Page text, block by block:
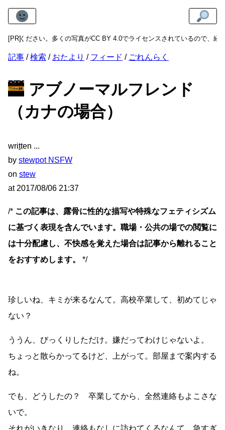
[PR]
さい。多くの写真がCC BY 4.0でライセンスされているので、経済的で利
記事 検索 おたより フィード ごれんらく
アブノーマルフレンド
（カナの場合）
written
by stewpot NSFW
on stew
at 2017/08/06 21:37
/* この記事は、露骨に性的な描写や特殊なフェティシズム
に基づく表現を含んでいます。職場・公共の場での閲覧に
は十分配慮し、不快感を覚えた場合は記事から離れること
をおすすめします。
*/
珍しいね、キミが来るなんて。高校卒業して、初めてじゃ
ない？
ううん、びっくりしただけ。嫌だってわけじゃないよ。
ちょっと散らかってるけど、上がって。部屋まで案内する
ね。
でも、どうしたの？ 卒業してから、全然連絡もよこさな
いで。